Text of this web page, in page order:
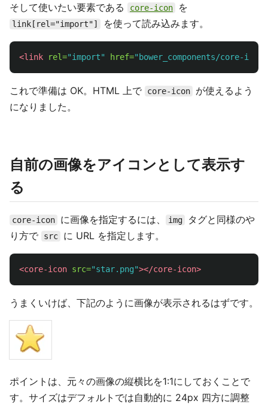
そして使いたい要素である core-icon を
link[rel="import"] を使って読み込みます。
<link rel="import" href="bower_components/core-
これで準備は OK。HTML 上で core-icon
が使えるよう
になりました。
自前の画像をアイコンとして表示す
る
core-icon に画像を指定するには、 img
タグと同様のや
り方で
src に URL を指定します。
<core-icon src="star.png"></core-icon>
うまくいけば、下記のように画像が表示されるはずです。
ポイントは、元々の画像の縦横比を1:1にしておくことで
す。サイズはデフォルトでは自動的に 24px 四方に調整